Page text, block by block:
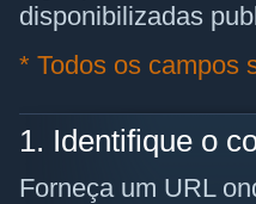
disponibilizadas
* Todos os campos
1. Identifique o
Forneça um URL